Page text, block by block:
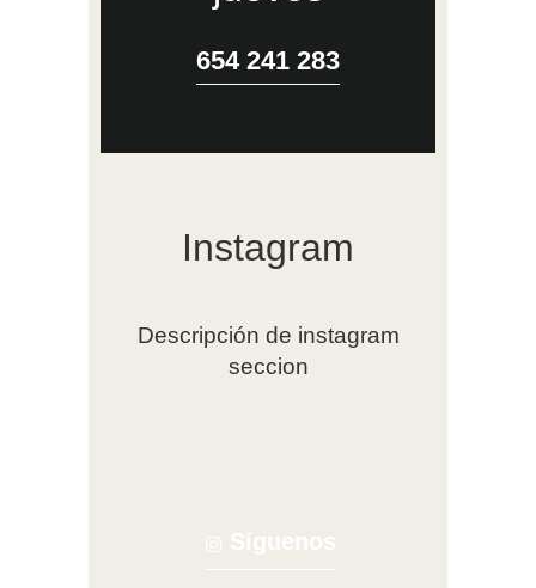
654 241 283
Instagram
Descripción de instagram
seccion